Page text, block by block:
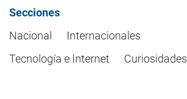
Secciones
Nacional
Internacionales
Tecnología e Internet
Curiosidades